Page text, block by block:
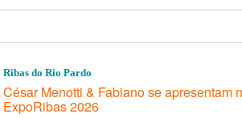
Ribas do Rio Pardo
César Menotti & Fabiano se apresentam
ExpoRibas 2026